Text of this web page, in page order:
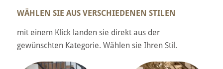
WÄHLEN SIE AUS VERSCHIEDENEN STILEN
mit einem Klick landen sie direkt aus der
gewünschten Kategorie. Wählen sie Ihren Stil.